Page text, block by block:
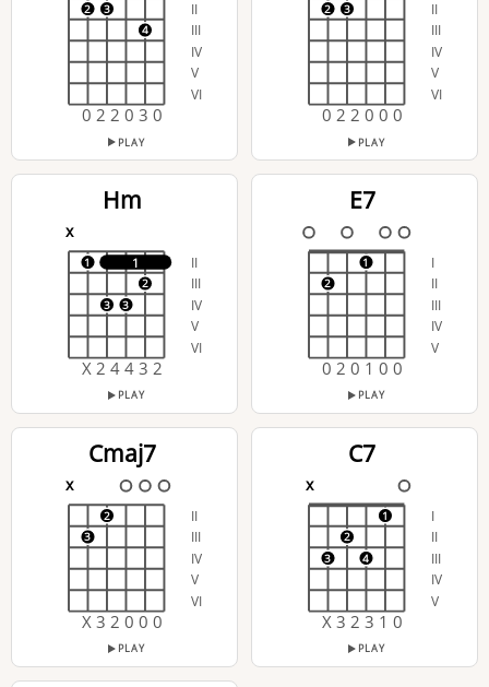
II
III
IV
V
VI
2 3
4
0 2 2 0 3 0
PLAY
II
III
IV
V
VI
2 3
0 2 2 0 0 0
PLAY
Hm
x
II
III
IV
V
VI
1
1
3 3
2
X 2 4 4 3 2
PLAY
E7
I
II
III
IV
V
2
1
0 2 0 1 0 0
PLAY
Cmaj7
x
II
III
IV
V
VI
3
2
X 3 2 0 0 0
PLAY
C7
x
I
II
III
IV
V
3
2
4
1
X 3 2 3 1 0
PLAY